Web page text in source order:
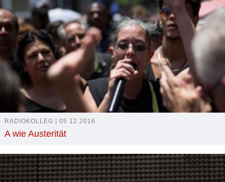
RADIOKOLLEG | 05 12 2016
A wie Austerität